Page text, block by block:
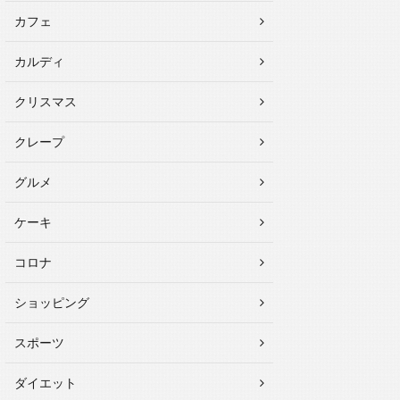
カフェ
カルディ
クリスマス
クレープ
グルメ
ケーキ
コロナ
ショッピング
スポーツ
ダイエット